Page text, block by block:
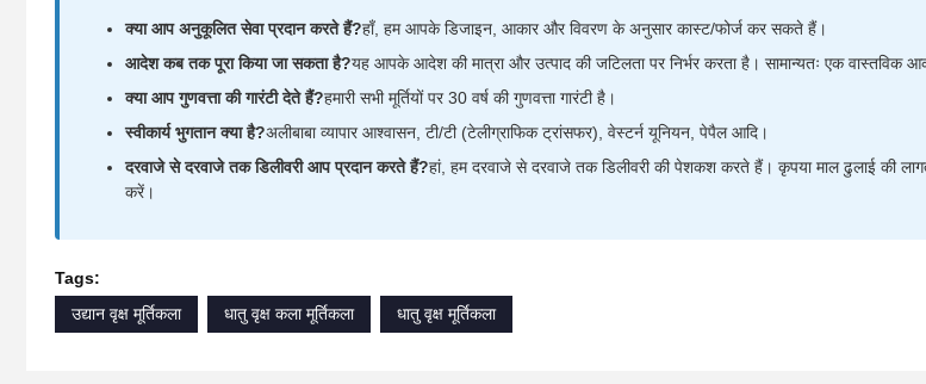
क्या आप अनुकूलित सेवा प्रदान करते हैं?हाँ, हम आपके डिजाइन, आकार और विवरण के अनुसार कास्ट/फोर्ज कर सकते हैं।
आदेश कब तक पूरा किया जा सकता है?यह आपके आदेश की मात्रा और उत्पाद की जटिलता पर निर्भर करता है। सामान्यतः एक वास्तविक
क्या आप गुणवत्ता की गारंटी देते हैं?हमारी सभी मूर्तियों पर 30 वर्ष की गुणवत्ता गारंटी है।
स्वीकार्य भुगतान क्या है?अलीबाबा व्यापार आश्वासन, टी/टी (टेलीग्राफिक ट्रांसफर), वेस्टर्न यूनियन, पेपैल आदि।
दरवाजे से दरवाजे तक डिलीवरी आप प्रदान करते हैं?हां, हम दरवाजे से दरवाजे तक डिलीवरी की पेशकश करते हैं। कृपया माल ढुलाई की
करें।
Tags:
उद्यान वृक्ष मूर्तिकला
धातु वृक्ष कला मूर्तिकला धातु वृक्ष मूर्तिकला